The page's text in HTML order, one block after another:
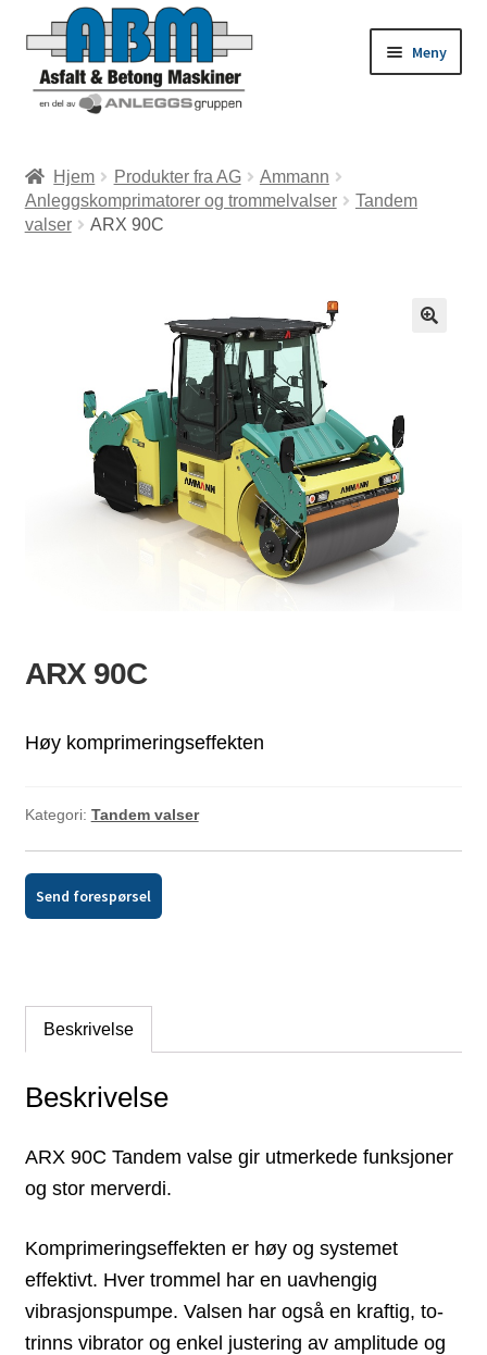
Meny
Hjem Produkter fra AG
Ammann
Anleggskomprimatorer og trommelvalser
Tandem
valser
ARX 90C
ARX 90C
Høy komprimeringseffekten
Kategori: Tandem valser
Send forespørsel
Beskrivelse
Beskrivelse
ARX 90C Tandem valse gir utmerkede funksjoner
og stor merverdi.
Komprimeringseffekten er høy og systemet
effektivt. Hver trommel har en uavhengig
vibrasjonspumpe. Valsen har også en kraftig, to-
trinns vibrator og enkel justering av amplitude og